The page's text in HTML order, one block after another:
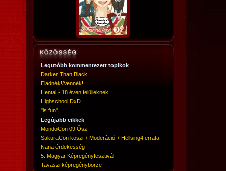
Legutóbb kommentezett topikok
Darker Than Black
Eladnék!/Vennék!
Hentai - 18 éven felülieknek!
Highschool DxD
"is fun"
Legújabb cikkek
MondoCon 09 Ősz
SakuraCon köszi + Moderáció + Hellsing4 errata
Nana érdekesség
5. Magyar Képregényfesztivál
Tavaszi képregénybörze